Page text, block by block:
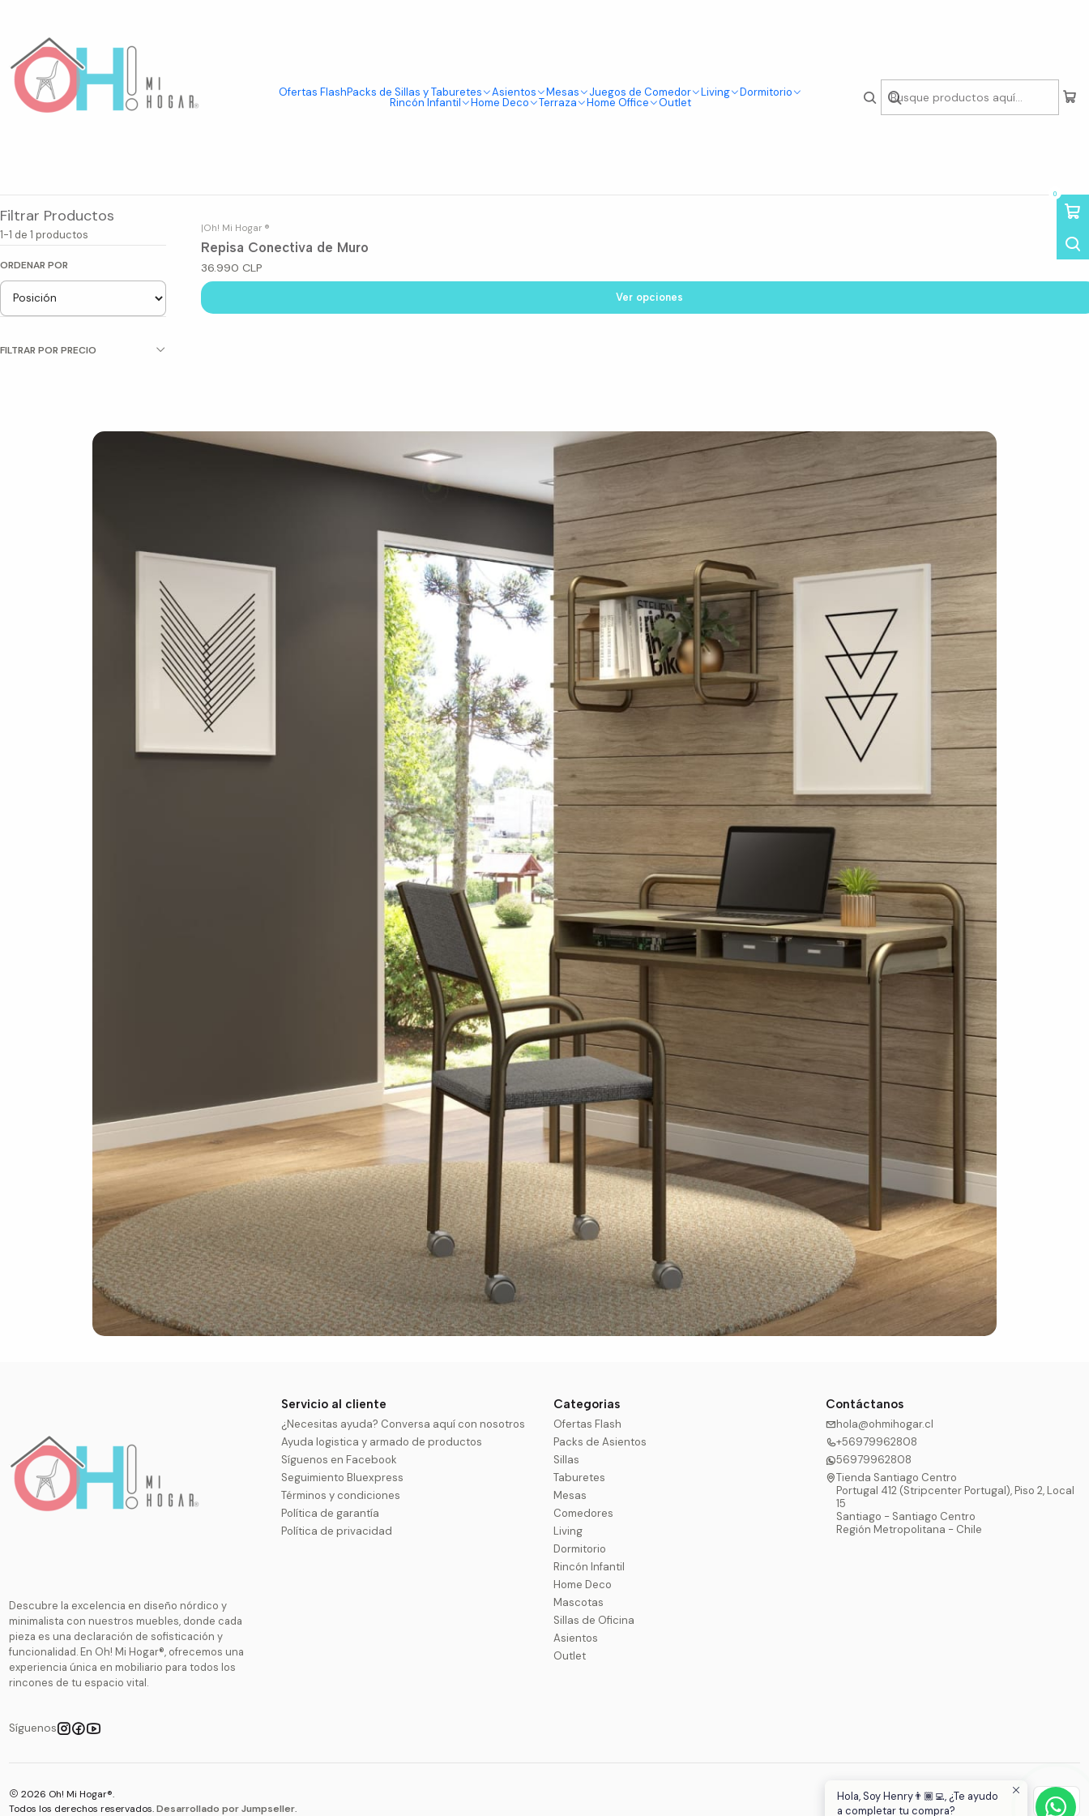
Ofertas FlashPacks de Sillas y Taburetes Asientos Mesas Juegos de Comedor Living Dormitorio
Rincón Infantil Home Deco Terraza Home Office Outlet
0
Home Deco
Repisas
Filtrar Productos
1-1 de 1 productos
ORDENAR POR
FILTRAR POR PRECIO
|Oh! Mi Hogar ®
Repisa Conectiva de Muro
36.990 CLP
Ver opciones
Descubre la excelencia en diseño nórdico y
minimalista con nuestros muebles, donde cada
pieza es una declaración de sofisticación y
funcionalidad. En Oh! Mi Hogar®, ofrecemos una
experiencia única en mobiliario para todos los
rincones de tu espacio vital.
Síguenos
Servicio al cliente
¿Necesitas ayuda? Conversa aquí con nosotros
Ayuda logistica y armado de productos
Síguenos en Facebook
Seguimiento Bluexpress
Términos y condiciones
Política de garantía
Política de privacidad
Categorias
Ofertas Flash
Packs de Asientos
Sillas
Taburetes
Mesas
Comedores
Living
Dormitorio
Rincón Infantil
Home Deco
Mascotas
Sillas de Oficina
Asientos
Outlet
Contáctanos
hola@ohmihogar.cl
+56979962808
56979962808
Tienda Santiago Centro
Portugal 412 (Stripcenter Portugal), Piso 2, Local
15
Santiago - Santiago Centro
Región Metropolitana - Chile
2026 Oh! Mi Hogar®.
Todos los derechos reservados.Desarrollado por Jumpseller.
Hola, Soy Henry👨🏾‍💻, ¿Te ayudo
a completar tu compra?